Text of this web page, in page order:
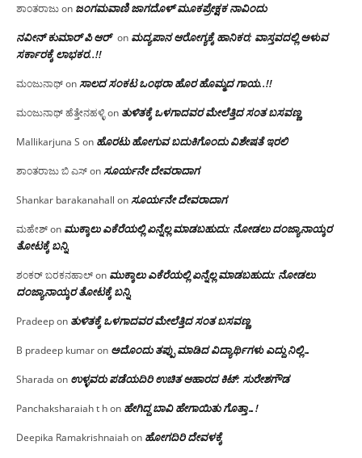
ಶಾಂತರಾಜುon ಜಂಗಮವಾಣಿ ಜಾಗದೊಳ್ ಮೂಕಪ್ರೇಕ್ಷಕ ನಾವಿಂದು
ನವೀನ್ ಕುಮಾರ್ ಪಿ ಆರ್ on ಮದ್ಯಪಾನ ಆರೋಗ್ಯಕ್ಕೆ ಹಾನಿಕರ; ವಾಸ್ತವದಲ್ಲಿ ಅಳುವ
ಸರ್ಕಾರಕ್ಕೆ ಲಾಭಕರ..!!
ಮಂಜುನಾಥ್onಸಾಲದ ಸಂಕಟ ಒಂಥರಾ ಹೊರ ಹೊಮ್ಮದ ಗಾಯ..!!
ಮಂಜುನಾಥ್ ಹೆತ್ತೇನಹಳ್ಳಿon ತುಳಿತಕ್ಕೆ ಒಳಗಾದವರ ಮೇಲೆತ್ತಿದ ಸಂತ ಬಸವಣ್ಣ
Mallikarjuna S on ಹೊರಟು ಹೋಗುವ ಬದುಕಿಗೊಂದು ವಿಶೇಷತೆ ಇರಲಿ
ಶಾಂತರಾಜು ಬಿ ಎಸ್onಸೂರ್ಯನೇ ದೇವರಾದಾಗ
Shankar barakanahall onಸೂರ್ಯನೇ ದೇವರಾದಾಗ
ಮಹೇಶ್on ಮುಕ್ಕಾಲು ಎಕೆರೆಯಲ್ಲಿ ಏನ್ನೆಲ್ಲ‌ ಮಾಡಬಹುದು: ನೋಡಲು ದಂಜ್ಯಾನಾಯ್ಕರ
ತೋಟಕ್ಕೆ ಬನ್ನಿ
ಶಂಕರ್ ಬರಕನಹಾಲ್on ಮುಕ್ಕಾಲು ಎಕೆರೆಯಲ್ಲಿ ಏನ್ನೆಲ್ಲ‌ ಮಾಡಬಹುದು: ನೋಡಲು
ದಂಜ್ಯಾನಾಯ್ಕರ ತೋಟಕ್ಕೆ ಬನ್ನಿ
Pradeepon ತುಳಿತಕ್ಕೆ ಒಳಗಾದವರ ಮೇಲೆತ್ತಿದ ಸಂತ ಬಸವಣ್ಣ
B pradeep kumaron ಅದೊಂದು ತಪ್ಪು ಮಾಡಿದ ವಿದ್ಯಾರ್ಥಿಗಳು ಎದ್ದು ನಿಲ್ಲಿ…
Sharada on ಉಳ್ಳವರು ಪಡೆಯದಿರಿ ಉಚಿತ ಆಹಾರದ ಕಿಟ್: ಸುರೇಶಗೌಡ
Panchaksharaiah t hon ಹೇಗಿದ್ದ ಬಾವಿ ಹೇಗಾಯಿತು ಗೊತ್ತಾ…!
Deepika Ramakrishnaiahon ಹೋಗದಿರಿ ದೇವಳಕ್ಕೆ